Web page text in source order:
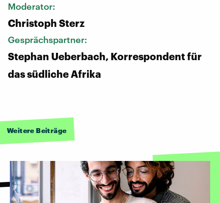
Moderator:
Christoph Sterz
Gesprächspartner:
Stephan Ueberbach, Korrespondent für
das südliche Afrika
Weitere Beiträge